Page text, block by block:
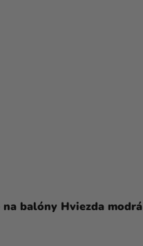
na balóny Hviezda modrá